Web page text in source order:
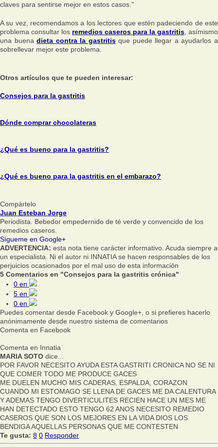
claves para sentirse mejor en estos casos."
A su vez, recomendamos a los lectores que estén padeciendo de este
problema consultar los remedios caseros para la gastritis , asímismo
una buenadieta contra la gastritisque puede llegar a ayudarlos a
sobrellevar mejor este problema.
Otros artículos que te pueden interesar:
Consejos para la gastritis
Dónde comprar chocolateras
¿Qué es bueno para la gastritis?
¿Qué es bueno para la gastritis en el embarazo?
Compártelo
Juan Esteban Jorge
Periodista. Bebedor empedernido de té verde y convencido de los
remedios caseros.
Sígueme en Google+
ADVERTENCIA: esta nota tiene carácter informativo. Acuda siempre a
un especialista. Ni el autor ni INNATIA se hacen responsables de los
perjuicios ocasionados por el mal uso de esta información
5 Comentarios en "Consejos para la gastritis crónica"
0 en
5 en
0 en
Puedes comentar desde Facebook y Google+, o si prefieres hacerlo
anónimamente desde nuestro sistema de comentarios
Comenta en Facebook
Comenta en Innatia
MARIA SOTO dice...
POR FAVOR NECESITO AYUDA ESTA GASTRITI CRONICA NO SE NI
QUE COMER TODO ME PRODUCE GACES
ME DUELEN MUCHO MIS CADERAS, ESPALDA, CORAZON
CUANDO MI ESTOMAGO SE LLENA DE GACES ME DA CALENTURA
Y ADEMAS TENGO DIVERTICULITES RECIEN HACE UN MES ME
HAN DETECTADO ESTO TENGO 62 ANOS NECESITO REMEDIO
CASEROS QUE SON LOS MEJORES EN LA VIDA DIOS LOS
BENDIGA AQUELLAS PERSONAS QUE ME CONTESTEN
Te gusta: 8 0 Responder